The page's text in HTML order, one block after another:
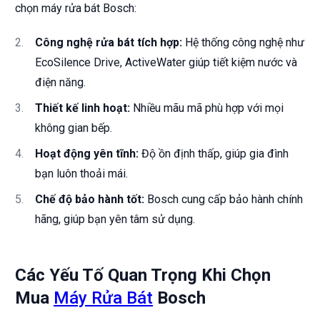
chọn máy rửa bát Bosch:
Công nghệ rửa bát tích hợp: Hệ thống công nghệ như
EcoSilence Drive, ActiveWater giúp tiết kiệm nước và
điện năng.
Thiết kế linh hoạt: Nhiều mãu mã phù hợp với mọi
không gian bếp.
Hoạt động yên tĩnh: Độ ồn định thấp, giúp gia đình
bạn luôn thoải mái.
Chế độ bảo hành tốt: Bosch cung cấp bảo hành chính
hãng, giúp bạn yên tâm sử dụng.
Các Yếu Tố Quan Trọng Khi Chọn
Mua Máy Rửa Bát Bosch